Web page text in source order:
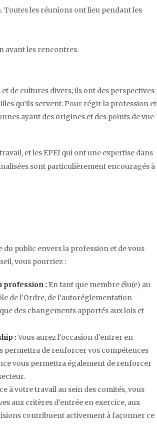
Toutes les réunions ont lieu pendant les
avant les rencontres.
de cultures divers; ils ont des perspectives
qu’ils servent. Pour régir la profession et
ayant des origines et des points de vue
window or tab
et les EPEI qui ont une expertise dans
sont particulièrement encouragés à
public envers la profession et de vous
vous pourriez :
profession : En tant que membre élu(e) au
de l’Ordre, de l’autoréglementation
document in a new window or tab
des changements apportés aux lois et
:Vous aurez l’occasion d’entrer en
permettra de renforcer vos compétences
vous permettra également de renforcer
à votre travail au sein des comités, vous
aux critères d’entrée en exercice, aux
contribuent activement à façonner ce